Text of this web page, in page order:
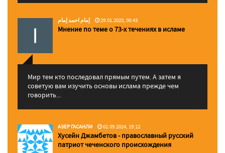
إمام احمد إمام 29.01.2025, 00:43
Мнение по теме о 73-х течениях в исламе
Мир тем кто последовал прямым путем. А затем я
советую вам изучить основы ислама прежде чем
говорить...
АЗЕР ГАСАНЛИ 02.09.2024, 19:12
Хусейн Джамбетов - православный русский
патриот чеченского происхождения